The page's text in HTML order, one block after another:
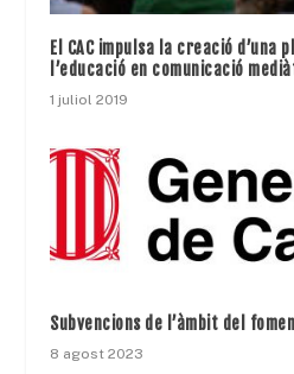
El CAC impulsa la creació
l’educació en comunicació
1 juliol 2019
Subvencions de l’àmbit del
8 agost 2023